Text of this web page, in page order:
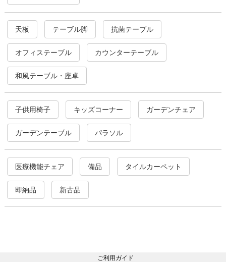
天板 テーブル脚 抗菌テーブル
オフィステーブル カウンターテーブル
和風テーブル・座卓
子供用椅子 キッズコーナー ガーデンチェア
ガーデンテーブル パラソル
医療機能チェア 備品 タイルカーペット
即納品 新古品
ご利用ガイド